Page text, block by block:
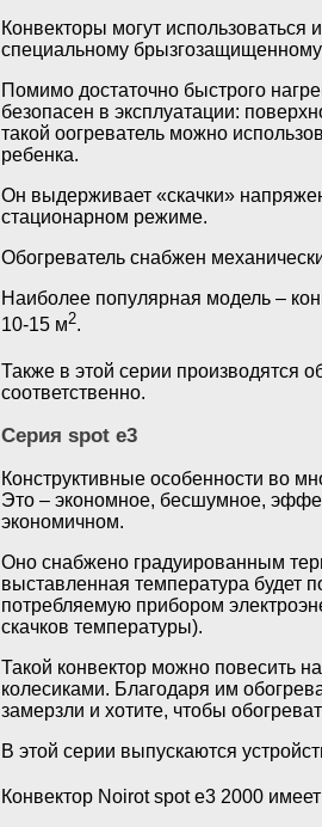
Конвекторы могут
специальному брызгозащищенному
Помимо достаточно быстрого
безопасен в эксплуатации:
такой оогреватель можно
ребенка.
Он выдерживает «скачки»
стационарном режиме.
Обогреватель снабжен
Наиболее популярная модель –
10-15 м2.
Также в этой серии производятся
соответственно.
Серия spot e3
Конструктивные особенности во
Это – экономное, бесшумное,
экономичном.
Оно снабжено градуированным
выставленная температура будет
потребляемую прибором
скачков температуры).
Такой конвектор можно повесить
колесиками. Благодаря им
замерзли и хотите, чтобы
В этой серии выпускаются
Конвектор Noirot spot e3 2000